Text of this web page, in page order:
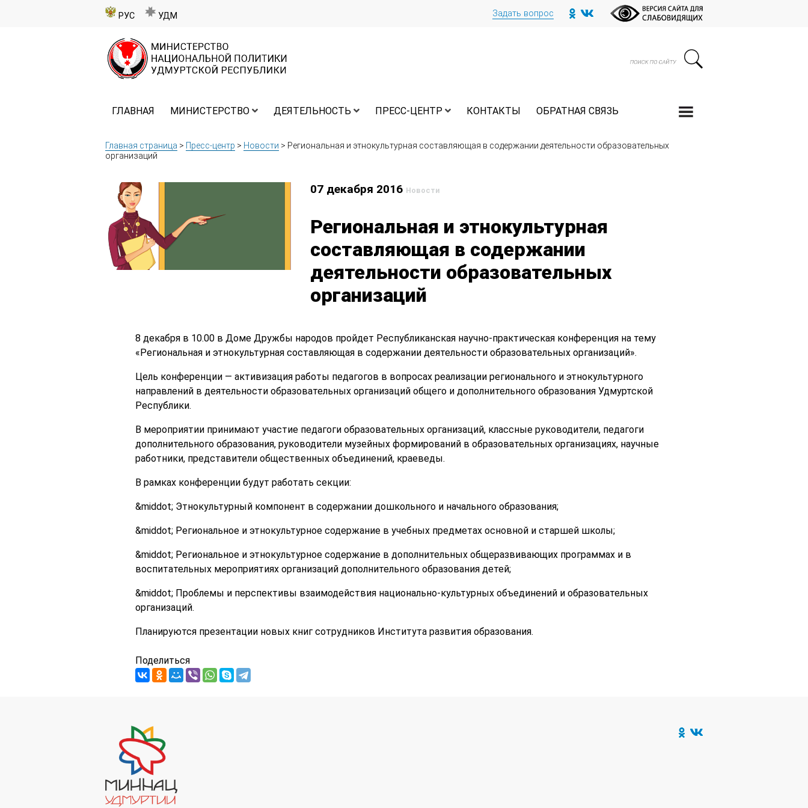
РУС УДМ Задать вопрос
ГЛАВНАЯ МИНИСТЕРСТВО ДЕЯТЕЛЬНОСТЬ ПРЕСС-ЦЕНТР КОНТАКТЫ ОБРАТНАЯ СВЯЗЬ
Главная страница > Пресс-центр > Новости > Региональная и этнокультурная составляющая в содержании деятельности образовательных
организаций
07 декабря 2016 Новости
Региональная и этнокультурная
составляющая в содержании
деятельности образовательных
организаций
8 декабря в 10.00 в Доме Дружбы народов пройдет Республиканская научно-практическая конференция на тему
«Региональная и этнокультурная составляющая в содержании деятельности образовательных организаций».
Цель конференции — активизация работы педагогов в вопросах реализации регионального и этнокультурного
направлений в деятельности образовательных организаций общего и дополнительного образования Удмуртской
Республики.
В мероприятии принимают участие педагоги образовательных организаций, классные руководители, педагоги
дополнительного образования, руководители музейных формирований в образовательных организациях, научные
работники, представители общественных объединений, краеведы.
В рамках конференции будут работать секции:
&middot; Этнокультурный компонент в содержании дошкольного и начального образования;
&middot; Региональное и этнокультурное содержание в учебных предметах основной и старшей школы;
&middot; Региональное и этнокультурное содержание в дополнительных общеразвивающих программах и в
воспитательных мероприятиях организаций дополнительного образования детей;
&middot; Проблемы и перспективы взаимодействия национально-культурных объединений и образовательных
организаций.
Планируются презентации новых книг сотрудников Института развития образования.
Поделиться